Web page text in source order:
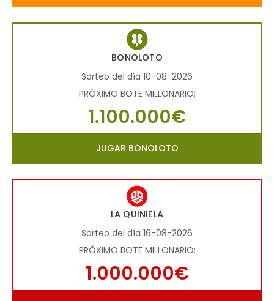
BONOLOTO
Sorteo del día 10-08-2026
PRÓXIMO BOTE MILLONARIO:
1.100.000€
JUGAR BONOLOTO
LA QUINIELA
Sorteo del día 16-08-2026
PRÓXIMO BOTE MILLONARIO:
1.000.000€